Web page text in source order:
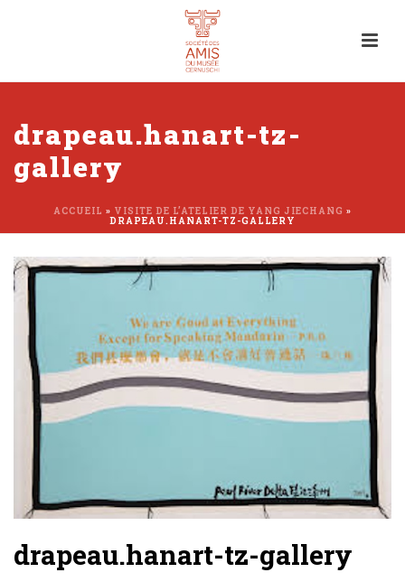
drapeau.hanart-tz-
gallery
ACCUEIL » VISITE DE L’ATELIER DE YANG JIECHANG »
DRAPEAU.HANART-TZ-GALLERY
drapeau.hanart-tz-gallery